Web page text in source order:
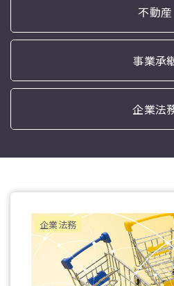
不動産
事業承
企業法
企業法務